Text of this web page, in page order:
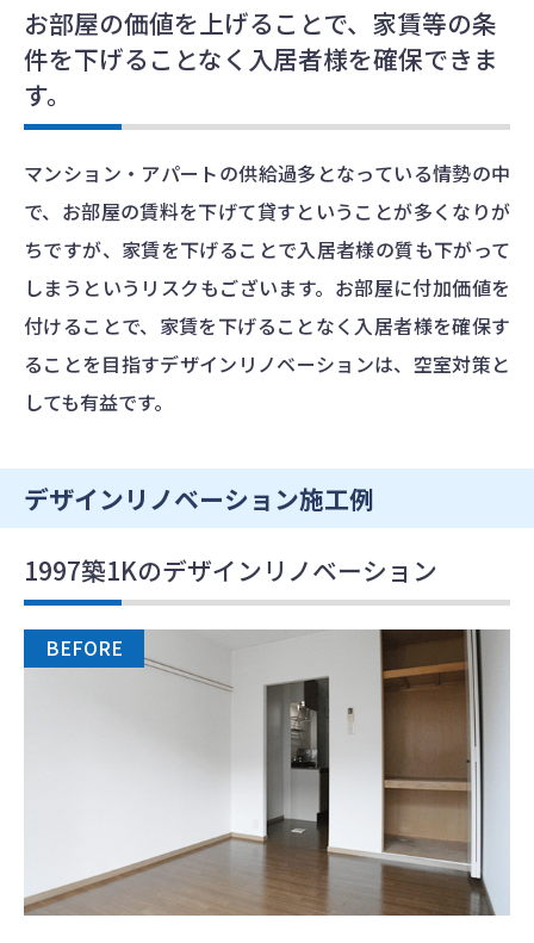
お部屋の価値を上げることで、家賃等の条
件を下げることなく入居者様を確保できま
す。
マンション・アパートの供給過多となっている情勢の中
で、お部屋の賃料を下げて貸すということが多くなりが
ちですが、家賃を下げることで入居者様の質も下がって
しまうというリスクもございます。お部屋に付加価値を
付けることで、家賃を下げることなく入居者様を確保す
ることを目指すデザインリノベーションは、空室対策と
しても有益です。
デザインリノベーション施工例
1997築1Kのデザインリノベーション
BEFORE